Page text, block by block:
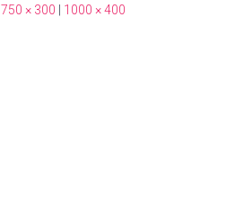
750 × 300 1000 × 400